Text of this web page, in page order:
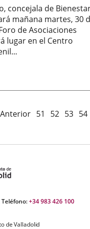
concejala de
mañana martes, 30
de Asociaciones
lugar en el Centro
Anterior 51 52 53 54
Teléfono:+34 983 426 100
de Valladolid